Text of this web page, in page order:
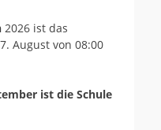
2026 ist das
August von 08:00
ist die Schule